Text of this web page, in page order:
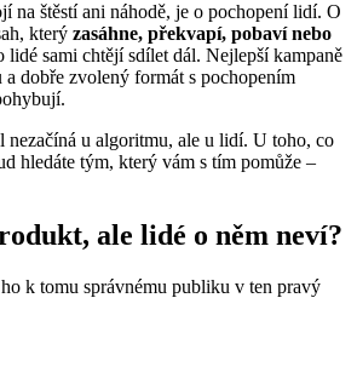
na štěstí ani náhodě, je o pochopení lidí. O
který zasáhne, překvapí, pobaví nebo
lidé sami chtějí sdílet dál. Nejlepší kampaně
dobře zvolený formát s pochopením
nezačíná u algoritmu, ale u lidí. U toho, co
hledáte tým, který vám s tím pomůže –
ale lidé o něm neví?
k tomu správnému publiku v ten pravý